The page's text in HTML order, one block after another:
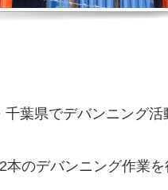
葉県でデバンニング
のデバンニング作業を